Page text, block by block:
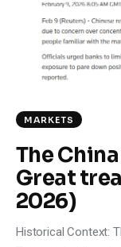
MARKETS
The
Great
2026)
Historical Context: